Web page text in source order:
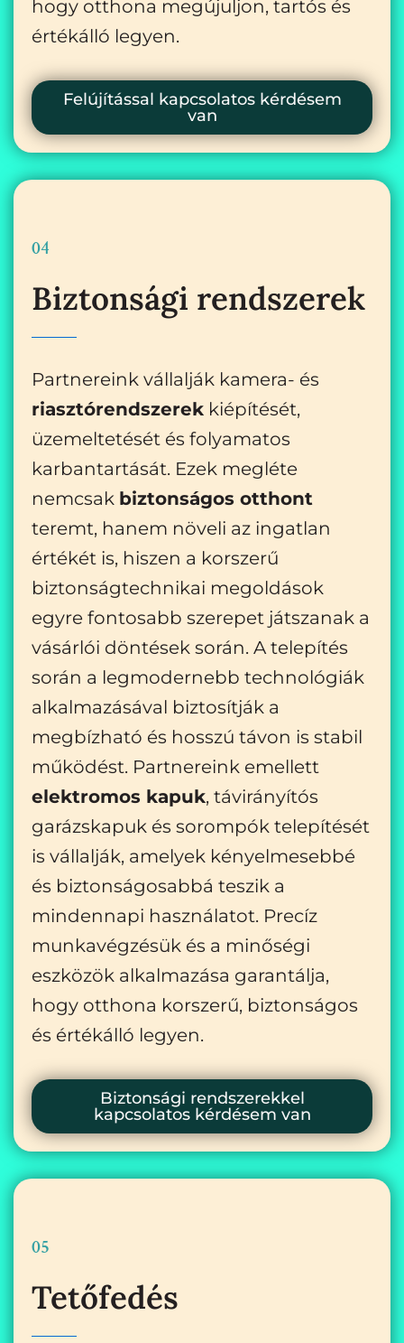
hogy otthona megújuljon, tartós és
értékálló legyen.
Felújítással kapcsolatos kérdésem
van
04
Biztonsági rendszerek
Partnereink vállalják kamera- és
riasztórendszerek kiépítését,
üzemeltetését és folyamatos
karbantartását. Ezek megléte
nemcsak biztonságos otthont
teremt, hanem növeli az ingatlan
értékét is, hiszen a korszerű
biztonságtechnikai megoldások
egyre fontosabb szerepet játszanak a
vásárlói döntések során. A telepítés
során a legmodernebb technológiák
alkalmazásával biztosítják a
megbízható és hosszú távon is stabil
működést. Partnereink emellett
elektromos kapuk, távirányítós
garázskapuk és sorompók telepítését
is vállalják, amelyek kényelmesebbé
és biztonságosabbá teszik a
mindennapi használatot. Precíz
munkavégzésük és a minőségi
eszközök alkalmazása garantálja,
hogy otthona korszerű, biztonságos
és értékálló legyen.
Biztonsági rendszerekkel
kapcsolatos kérdésem van
05
Tetőfedés